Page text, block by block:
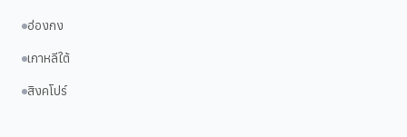
ฮ่องกง
เกาหลีใต้
สิงคโปร์